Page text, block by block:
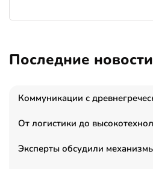
Последние новости